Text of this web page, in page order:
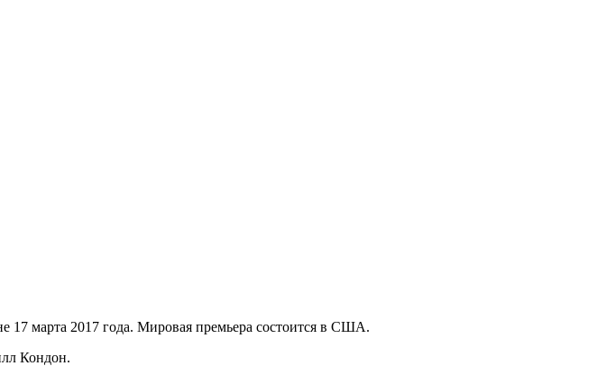
17 марта 2017 года. Мировая премьера состоится в США.
Кондон.